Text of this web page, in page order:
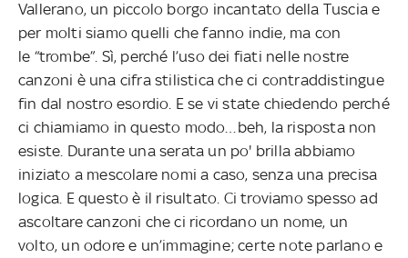
Vallerano, un piccolo borgo incantato della Tuscia e
per molti siamo quelli che fanno indie, ma con
le “trombe”. Sì, perché l’uso dei fiati nelle nostre
canzoni è una cifra stilistica che ci contraddistingue
fin dal nostro esordio. E se vi state chiedendo perché
ci chiamiamo in questo modo…beh, la risposta non
esiste. Durante una serata un po' brilla abbiamo
iniziato a mescolare nomi a caso, senza una precisa
logica. E questo è il risultato. Ci troviamo spesso ad
ascoltare canzoni che ci ricordano un nome, un
volto, un odore e un’immagine; certe note parlano e